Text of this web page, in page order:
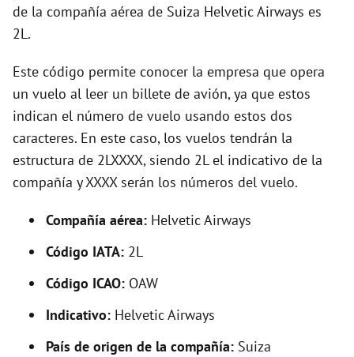
o
de la compañía aérea de Suiza Helvetic Airways es
2L.
Este código permite conocer la empresa que opera
un vuelo al leer un billete de avión, ya que estos
indican el número de vuelo usando estos dos
caracteres. En este caso, los vuelos tendrán la
estructura de 2LXXXX, siendo 2L el indicativo de la
compañía y XXXX serán los números del vuelo.
Compañía aérea: Helvetic Airways
Código IATA: 2L
Código ICAO: OAW
Indicativo: Helvetic Airways
País de origen de la compañía: Suiza